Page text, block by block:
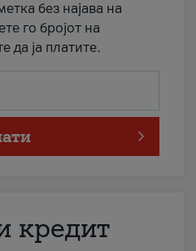
без најава на
го бројот на
да ја платите.
кредит